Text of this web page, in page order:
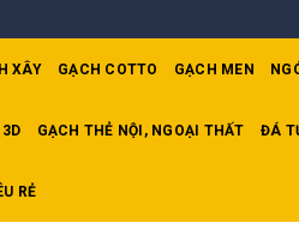
XÂY GẠCH COTTO GẠCH MEN
GẠCH THẺ NỘI, NGOẠI THẤT ĐÁ
RẺ
Gạch thẻ nội thất 10x40cm Gạch